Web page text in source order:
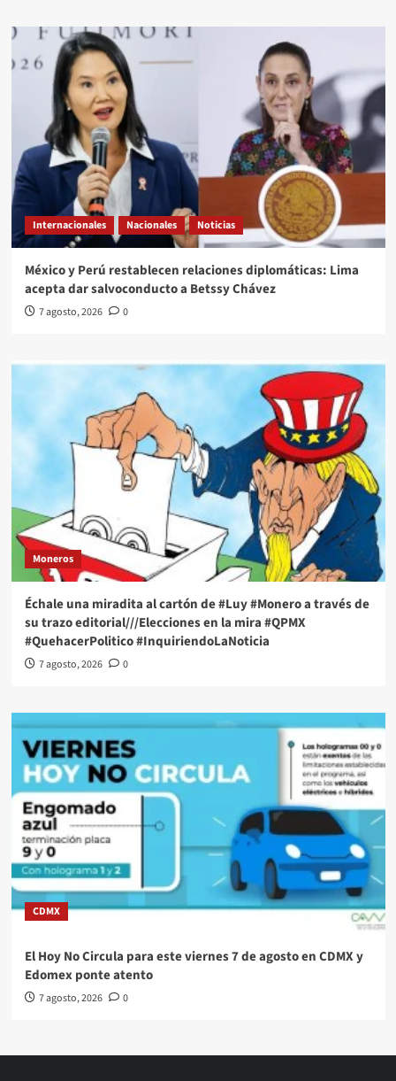
Internacionales Nacionales Noticias
México y Perú restablecen relaciones diplomáticas: Lima
acepta dar salvoconducto a Betssy Chávez
7 agosto, 2026 0
Moneros
Échale una miradita al cartón de #Luy #Monero a través de
su trazo editorial///Elecciones en la mira #QPMX
#QuehacerPolitico #InquiriendoLaNoticia
7 agosto, 2026 0
CDMX
El Hoy No Circula para este viernes 7 de agosto en CDMX y
Edomex ponte atento
7 agosto, 2026 0